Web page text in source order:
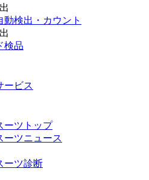
動検出・カウント
検品
ービス
ーツトップ
ーツニュース
ーツ診断